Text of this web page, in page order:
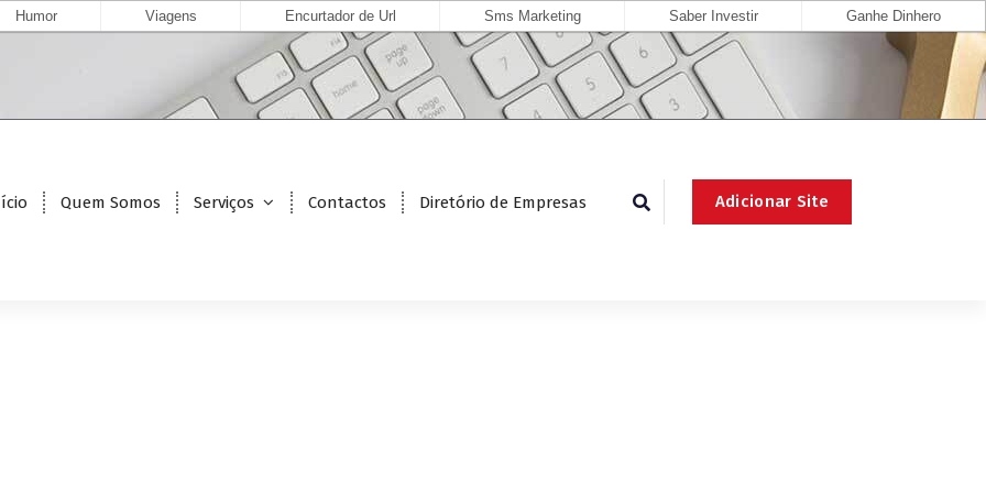
Humor Viagens Encurtador de Url Sms Marketing Saber Investir Ganhe Dinhero
Quem Somos Serviços Contactos Diretório de Empresas Adicionar Site